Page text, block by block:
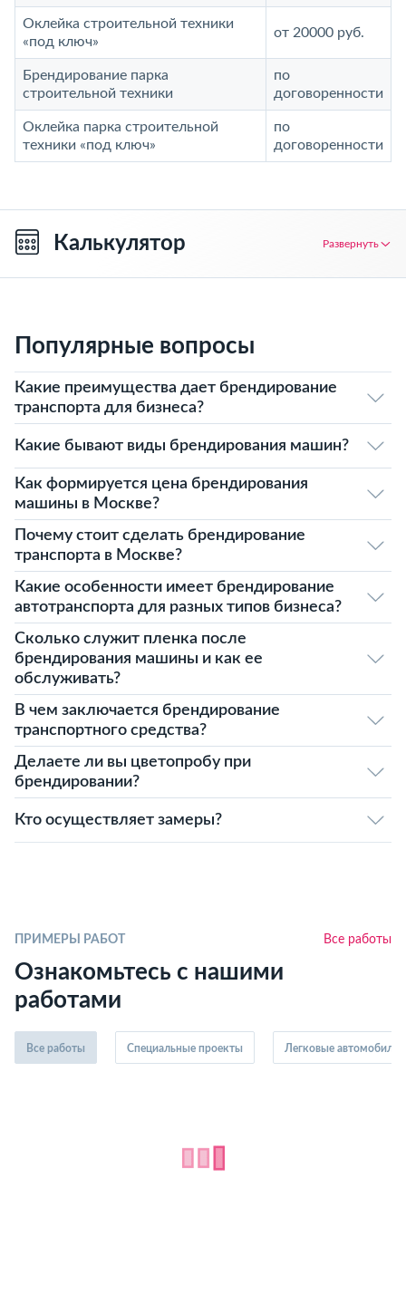
Оклейка строительной техники
«под ключ»
от 20000 руб.
Брендирование парка
строительной техники
по
договоренности
Оклейка парка строительной
техники «под ключ»
по
договоренности
Калькулятор Развернуть
Популярные вопросы
Какие преимущества дает брендирование
транспорта для бизнеса?
Какие бывают виды брендирования машин?
Как формируется цена брендирования
машины в Москве?
Почему стоит сделать брендирование
транспорта в Москве?
Какие особенности имеет брендирование
автотранспорта для разных типов бизнеса?
Сколько служит пленка после
брендирования машины и как ее
обслуживать?
В чем заключается брендирование
транспортного средства?
Делаете ли вы цветопробу при
брендировании?
Кто осуществляет замеры?
ПРИМЕРЫ РАБОТ Все работы
Ознакомьтесь с нашими
работами
Все работы Специальные проекты Легковые автомобили